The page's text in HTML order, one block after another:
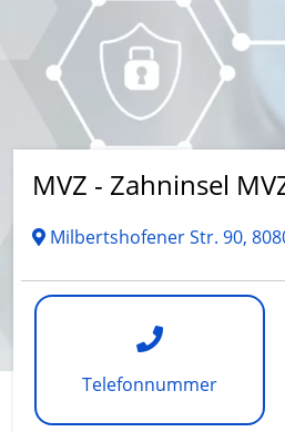
MVZ - Zahninsel
Milbertshofener Str. 90,
Telefonnummer